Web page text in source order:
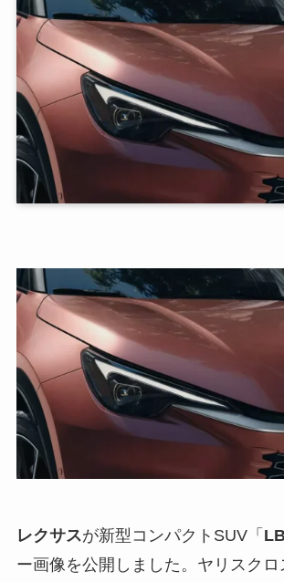
レクサスが新型コンパクトSUV「
ー画像を公開しました。ヤリスクロ